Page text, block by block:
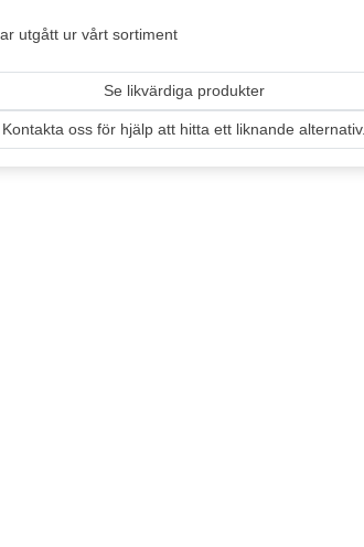
utgått ur vårt sortiment
Se likvärdiga produkter
Kontakta oss för hjälp att hitta ett liknande alternativ.